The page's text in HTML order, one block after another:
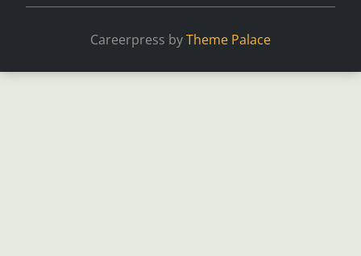
Careerpress byTheme Palace